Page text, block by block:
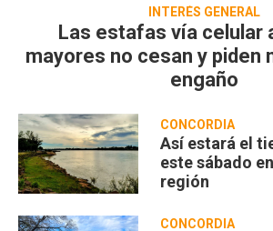
INTERÉS GENERAL
Las estafas vía celular
mayores no cesan y piden
engaño
CONCORDIA
Así estará el
este sábado
región
CONCORDIA